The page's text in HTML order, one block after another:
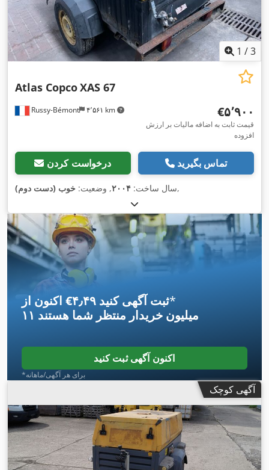
1 /3
Russy-Bémont ۴٬۵۶۱ km
Atlas CopcoXAS 67
‎€۵٬۹۰۰
قیمت ثابت به اضافه مالیات بر ارزش
افزوده
درخواست کردن تماس بگیرید
سال ساخت: ۲۰۰۴, وضعیت: خوب (دست دوم) ,
اکنون از ‎€۴٫۴۹ ثبت آگهی کنید*
۱۱ میلیون خریدار منتظر شما هستند
اکنون آگهی ثبت کنید
*برای هر آگهی/ماهانه
آگهی کوچک